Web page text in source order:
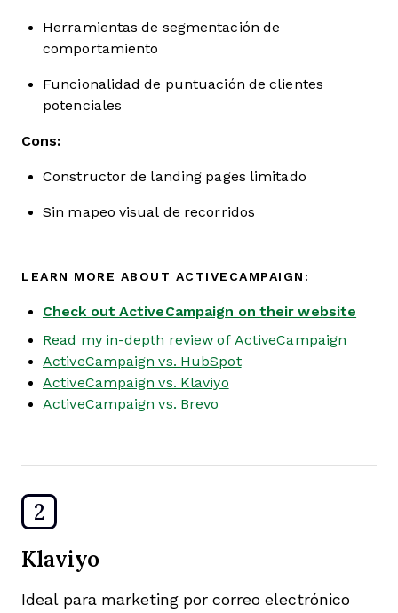
Herramientas de segmentación de
comportamiento
Funcionalidad de puntuación de clientes
potenciales
Cons:
Constructor de landing pages limitado
Sin mapeo visual de recorridos
LEARN MORE ABOUT ACTIVECAMPAIGN:
Check out ActiveCampaign on their website
Read my in-depth review of ActiveCampaign
ActiveCampaign vs. HubSpot
ActiveCampaign vs. Klaviyo
ActiveCampaign vs. Brevo
2
Klaviyo
Ideal para marketing por correo electrónico